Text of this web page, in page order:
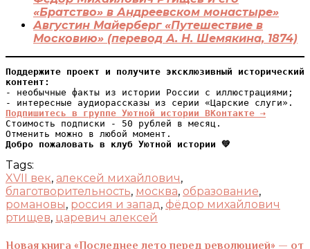
«Братство» в Андреевском монастыре»
Августин Майерберг «Путешествие в
Московию» (перевод А. Н. Шемякина, 1874)
Поддержите проект и получите эксклюзивный исторический
контент:
- необычные факты из истории России с иллюстрациями;
Подпишитесь в группе Уютной истории ВКонтакте ⇢
Стоимость подписки - 50 рублей в месяц.
Добро пожаловать в клуб Уютной истории 💚
Tags:
XVII век, алексей михайлович,
благотворительность, москва, образование,
романовы, россия и запад, фёдор михайлович
ртищев, царевич алексей
Новая книга «Последнее лето перед революцией» — от